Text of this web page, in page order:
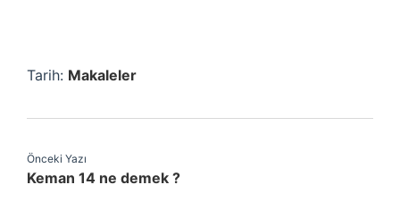
Tarih: Makaleler
Önceki Yazı
Keman 14 ne demek ?